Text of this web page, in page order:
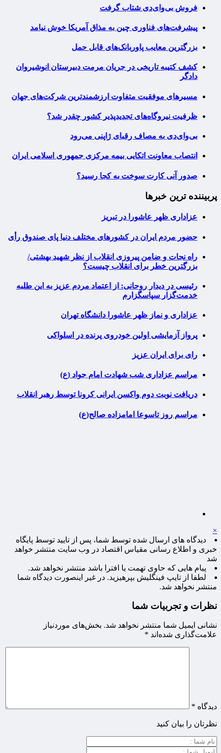
فروش بی‌وای‌دی شتاب گرفت
پیشرفت‌های فناوری چین به مذاق آمریکا خوش نیامد
بزرگترین معایب پاوربانک‌های قابل حمل
کشف کتیبه تاریخی در جریان مرمت دبیرستان انوشیروان
دادگر
مسیرهای موفقیت متفاوت ارزشمندترین شرکت‌های جهان
ظرفیت نیروگاه‌های تجدیدپذیر کشور چقدر شد؟
بی‌وای‌دی به مصاف رقبای ژاپنی می‌رود
انتصاب معاونت اتکایی بیمه مرکزی جمهوری اسلامی ایران
صدور آنی کارت سوخت به کجا رسید؟
پربیننده ترین خبرها
عزاداری ظهر عاشورا در تبریز
حضور مردم ایران در کشورهای مختلف دنیا پای صندوق رأی
راه نجات و ضامن پیروزی انقلاب از نظر شهید بهشتی/
بزرگترین خطر برای انقلاب چیست؟
رئیسی در دیدار روحانی: از اعتماد مردم عزیز به این طلبه
خدمت‌گزار سپاسگزارم
عزاداری و نماز ظهر عاشورا دانشگاه تهران
پرواز آزمایشی اولین خودروی پرنده در اسلواکی
رای برای ایران عزیز
مراسم عزاداری شب شهادت امام جواد (ع)
دریافت نوبت دوم واکسن ایرانی کرونا توسط رهبر انقلاب
مراسم روز تاسوعا امامزاده صالح(ع)
×
دیدگاه های ارسال شده توسط شما، پس از تایید توسط پایگاه
خبری و اطلاع رسانی مقیاس اقتصاد در وب سایت منتشر خواهد
شد
پیام هایی که حاوی تهمت یا افترا باشد منتشر نخواهد شد.
لطفا از تایپ فینگلیش بپرهیزید. در غیر اینصورت دیدگاه شما
منتشر نخواهد شد.
نظرات و تجربیات شما
نشانی ایمیل شما منتشر نخواهد شد. بخش‌های موردنیاز
علامت‌گذاری شده‌اند *
دیدگاه *
نظرتان را بیان کنید